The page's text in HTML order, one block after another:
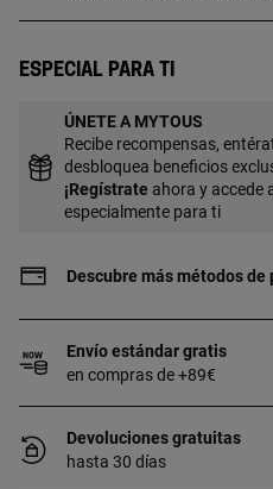
18 a 23 kt y 3 micras de
de la joya.
Especial para ti
ÚNETE A MYTOUS
Recibe recompensas,
desbloquea beneficios
¡Regístrate ahora y accede
especialmente para ti
Descubre más métodos de
Envío estándar gratis
en compras de +89€
Devoluciones gratuitas
hasta 30 días